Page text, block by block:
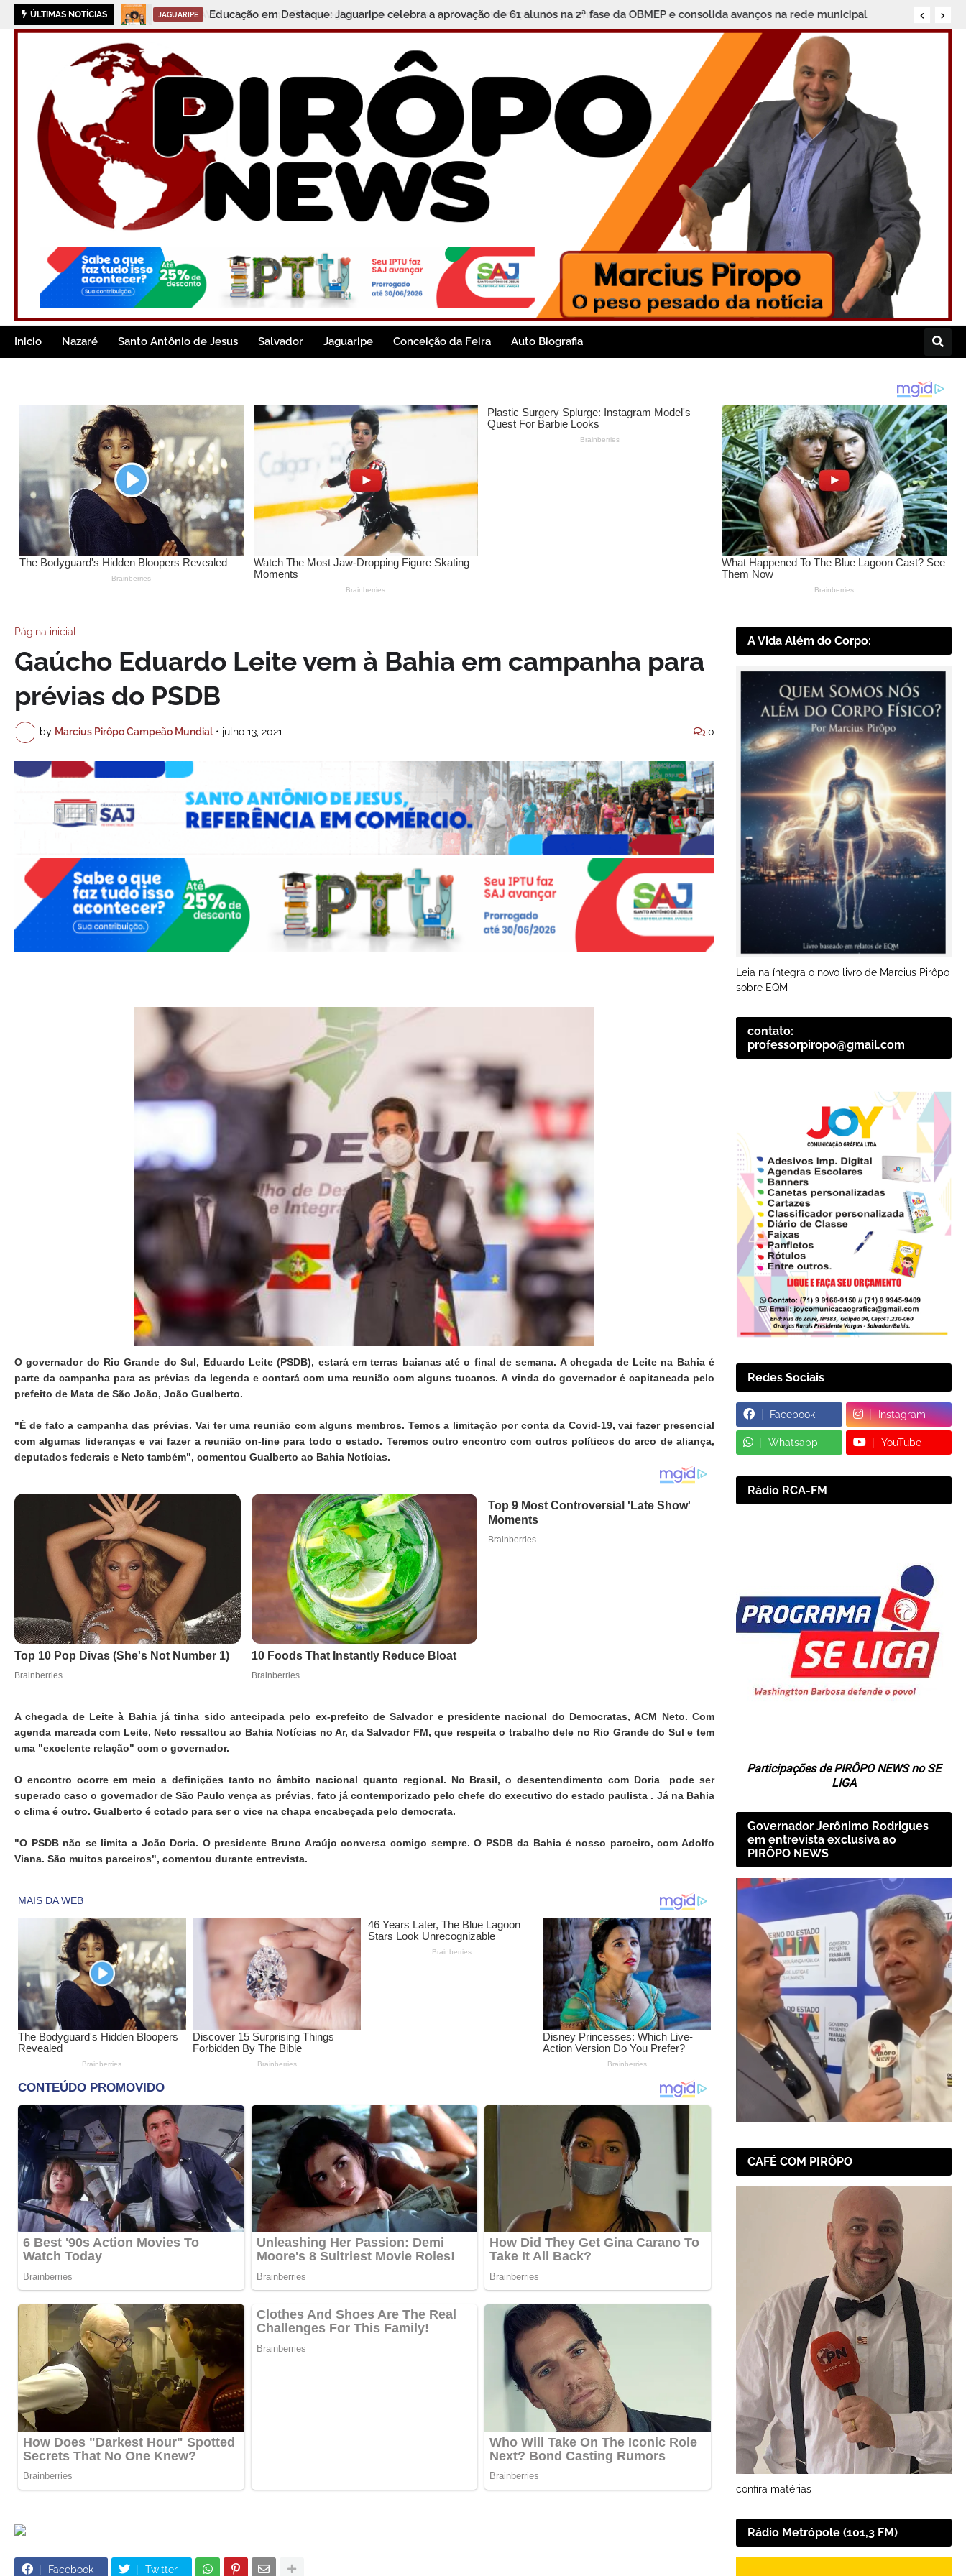
ÚLTIMAS NOTÍCIAS JAGUARIPE Educação em Destaque: Jaguaripe celebra a aprovação de 61 alunos na 2ª fase da OBMEP e consolida avanços na rede municipal
Inicio Nazaré Santo Antônio de Jesus Salvador Jaguaripe Conceição da Feira Auto Biografia
Página inicial
Gaúcho Eduardo Leite vem à Bahia em campanha para
prévias do PSDB
by Marcius Pirôpo Campeão Mundial • julho 13, 2021 0
O governador do Rio Grande do Sul, Eduardo Leite (PSDB), estará em terras baianas até o final de semana. A chegada de Leite na Bahia é
parte da campanha para as prévias da legenda e contará com uma reunião com alguns tucanos. A vinda do governador é capitaneada pelo
prefeito de Mata de São João, João Gualberto.
"É de fato a campanha das prévias. Vai ter uma reunião com alguns membros. Temos a limitação por conta da Covid-19, vai fazer presencial
com algumas lideranças e vai fazer a reunião on-line para todo o estado. Teremos outro encontro com outros políticos do arco de aliança,
deputados federais e Neto também", comentou Gualberto ao Bahia Notícias.
A chegada de Leite à Bahia já tinha sido antecipada pelo ex-prefeito de Salvador e presidente nacional do Democratas, ACM Neto. Com
agenda marcada com Leite, Neto ressaltou ao Bahia Notícias no Ar, da Salvador FM, que respeita o trabalho dele no Rio Grande do Sul e tem
uma "excelente relação" com o governador.
O encontro ocorre em meio a definições tanto no âmbito nacional quanto regional. No Brasil, o desentendimento com Doria pode ser
superado caso o governador de São Paulo vença as prévias, fato já contemporizado pelo chefe do executivo do estado paulista . Já na Bahia
o clima é outro. Gualberto é cotado para ser o vice na chapa encabeçada pelo democrata.
"O PSDB não se limita a João Doria. O presidente Bruno Araújo conversa comigo sempre. O PSDB da Bahia é nosso parceiro, com Adolfo
Viana. São muitos parceiros", comentou durante entrevista.
Facebook Twitter
A Vida Além do Corpo:
Leia na íntegra o novo livro de Marcius Pirôpo
sobre EQM
contato:
professorpiropo@gmail.com
Redes Sociais
Facebook Instagram
Whatsapp YouTube
Rádio RCA-FM
Participações de PIRÔPO NEWS no SE
LIGA
Governador Jerônimo Rodrigues
em entrevista exclusiva ao
PIRÔPO NEWS
CAFÉ COM PIRÔPO
confira matérias
Rádio Metrópole (101,3 FM)